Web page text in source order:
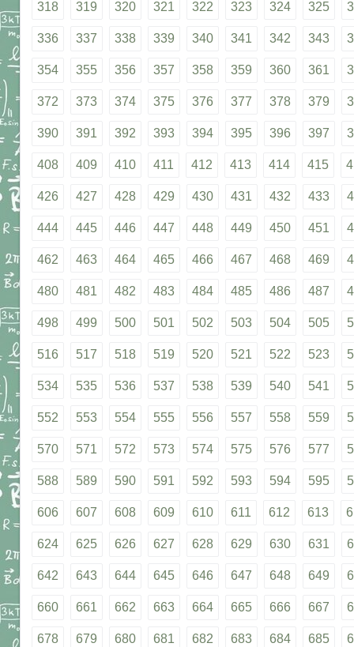
318 319 320 321 322 323 324 325
336 337 338 339 340 341 342 343
354 355 356 357 358 359 360 361
372 373 374 375 376 377 378 379
390 391 392 393 394 395 396 397
408 409 410 411 412 413 414 415
426 427 428 429 430 431 432 433
444 445 446 447 448 449 450 451
462 463 464 465 466 467 468 469
480 481 482 483 484 485 486 487
498 499 500 501 502 503 504 505
516 517 518 519 520 521 522 523
534 535 536 537 538 539 540 541
552 553 554 555 556 557 558 559
570 571 572 573 574 575 576 577
588 589 590 591 592 593 594 595
606 607 608 609 610 611 612 613
624 625 626 627 628 629 630 631
642 643 644 645 646 647 648 649
660 661 662 663 664 665 666 667
678 679 680 681 682 683 684 685